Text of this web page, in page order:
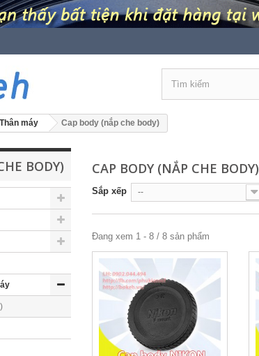
máy Cap body (nắp che body)
BODY) CAP BODY (NẮP CHE BODY)
Sắp xếp --
Đang xem 1 - 8 / 8 sản phẩm